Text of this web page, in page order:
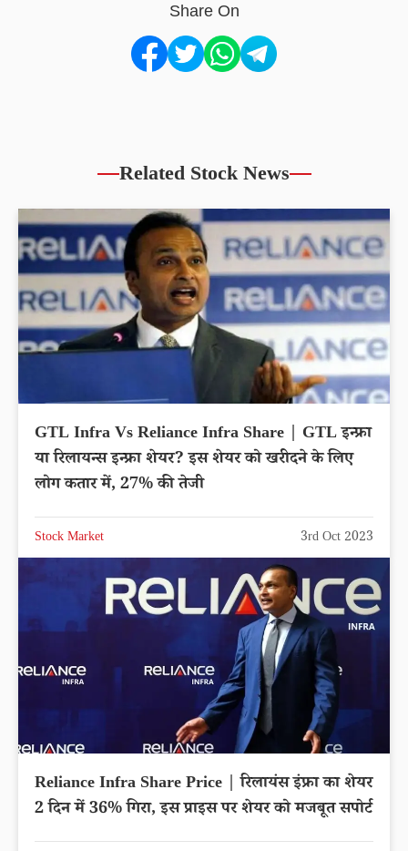
Share On
Related Stock News
GTL Infra Vs Reliance Infra Share | GTL इन्फ्रा
या रिलायन्स इन्फ्रा शेयर? इस शेयर को खरीदने के लिए
लोग कतार में, 27% की तेजी
Stock Market 3rd Oct 2023
Reliance Infra Share Price | रिलायंस इंफ्रा का शेयर
2 दिन में 36% गिरा, इस प्राइस पर शेयर को मजबूत सपोर्ट